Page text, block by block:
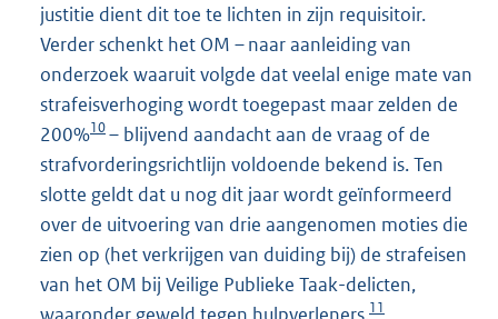
justitie dient dit toe te lichten in zijn requisitoir.
Verder schenkt het OM – naar aanleiding van
onderzoek waaruit volgde dat veelal enige mate van
strafeisverhoging wordt toegepast maar zelden de
200%10– blijvend aandacht aan de vraag of de
strafvorderingsrichtlijn voldoende bekend is. Ten
slotte geldt dat u nog dit jaar wordt geïnformeerd
over de uitvoering van drie aangenomen moties die
zien op (het verkrijgen van duiding bij) de strafeisen
van het OM bij Veilige Publieke Taak-delicten,
11